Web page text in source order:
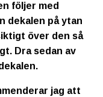
följer med
dekalen på ytan
över den så
Dra sedan av
jag att